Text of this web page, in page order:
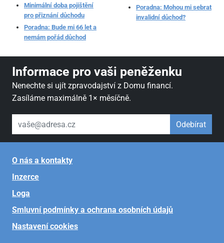
Minimální doba pojištění
pro přiznání důchodu
Poradna: Bude mi 66 let a
nemám pořád důchod
Poradna: Mohou mi sebrat
invalidní důchod?
Informace pro vaši peněženku
Nenechte si ujít zpravodajství z Domu financí.
Zasíláme maximálně 1× měsíčně.
váš email Odebírat
O nás a kontakty
Inzerce
Loga
Smluvní podmínky a ochrana osobních údajů
Nastavení cookies